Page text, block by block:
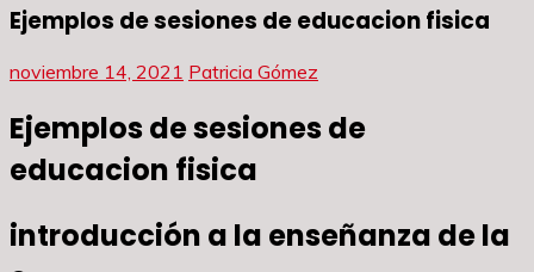
Ejemplos de sesiones de educacion fisica
noviembre 14, 2021 Patricia Gómez
Ejemplos de sesiones de
educacion fisica
introducción a la enseñanza de la